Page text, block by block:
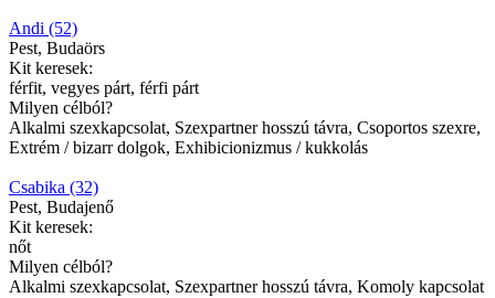
Andi (52)
Pest, Budaörs
Kit keresek:
férfit, vegyes párt, férfi párt
Milyen célból?
Alkalmi szexkapcsolat, Szexpartner hosszú távra, Csoportos szexre,
Extrém / bizarr dolgok, Exhibicionizmus / kukkolás
Csabika (32)
Pest, Budajenő
Kit keresek:
nőt
Milyen célból?
Alkalmi szexkapcsolat, Szexpartner hosszú távra, Komoly kapcsolat